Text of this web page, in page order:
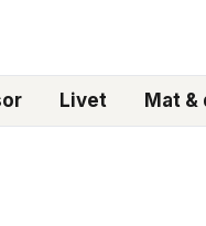
Livet Mat &